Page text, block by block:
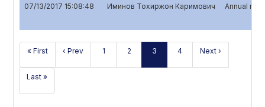
07/13/2017 15:08:48 Иминов Тохиржон Каримович Annual
« First ‹ Prev 1 2 3 4 Next ›
Last »